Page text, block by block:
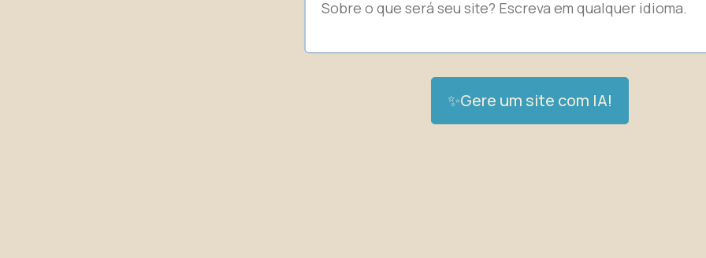
✨Gere um site com IA!